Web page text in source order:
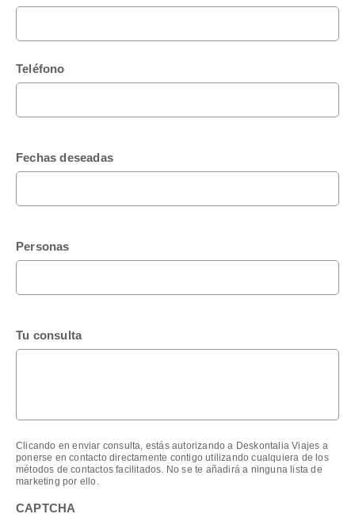
Teléfono
Fechas deseadas
Personas
Tu consulta
Clicando en enviar consulta, estás autorizando a Deskontalia Viajes a
ponerse en contacto directamente contigo utilizando cualquiera de los
métodos de contactos facilitados. No se te añadirá a ninguna lista de
marketing por ello.
CAPTCHA